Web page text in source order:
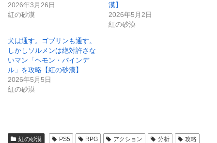
2026年3月26日
紅の砂漠
漠】
2026年5月2日
紅の砂漠
犬は通す。ゴブリンも通す。
しかしソルメンは絶対許さな
いマン「ヘモン・バインデ
ル」を攻略【紅の砂漠】
2026年5月5日
紅の砂漠
紅の砂漠 PS5 RPG アクション 分析 攻略